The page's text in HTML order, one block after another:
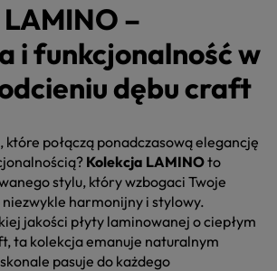
–
i funkcjonalność w
dębu craft
które połączą ponadczasową elegancję
Kolekcja LAMINOto
stylu, który wzbogaci Twoje
harmonijny i stylowy.
jakości płyty laminowanej o ciepłym
ta kolekcja emanuje naturalnym
pasuje do każdego